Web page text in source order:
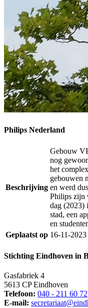
Philips Nederland
Beschrijving
Gebouw
nog
het
gebouwen
en werd
Philips zijn
dag (2023)
stad, een
en
Geplaatst op 16-11-2023
Stichting Eindhoven in
Gasfabriek 4
5613 CP Eindhoven
Telefoon: 040 - 211 60 72
E-mail: